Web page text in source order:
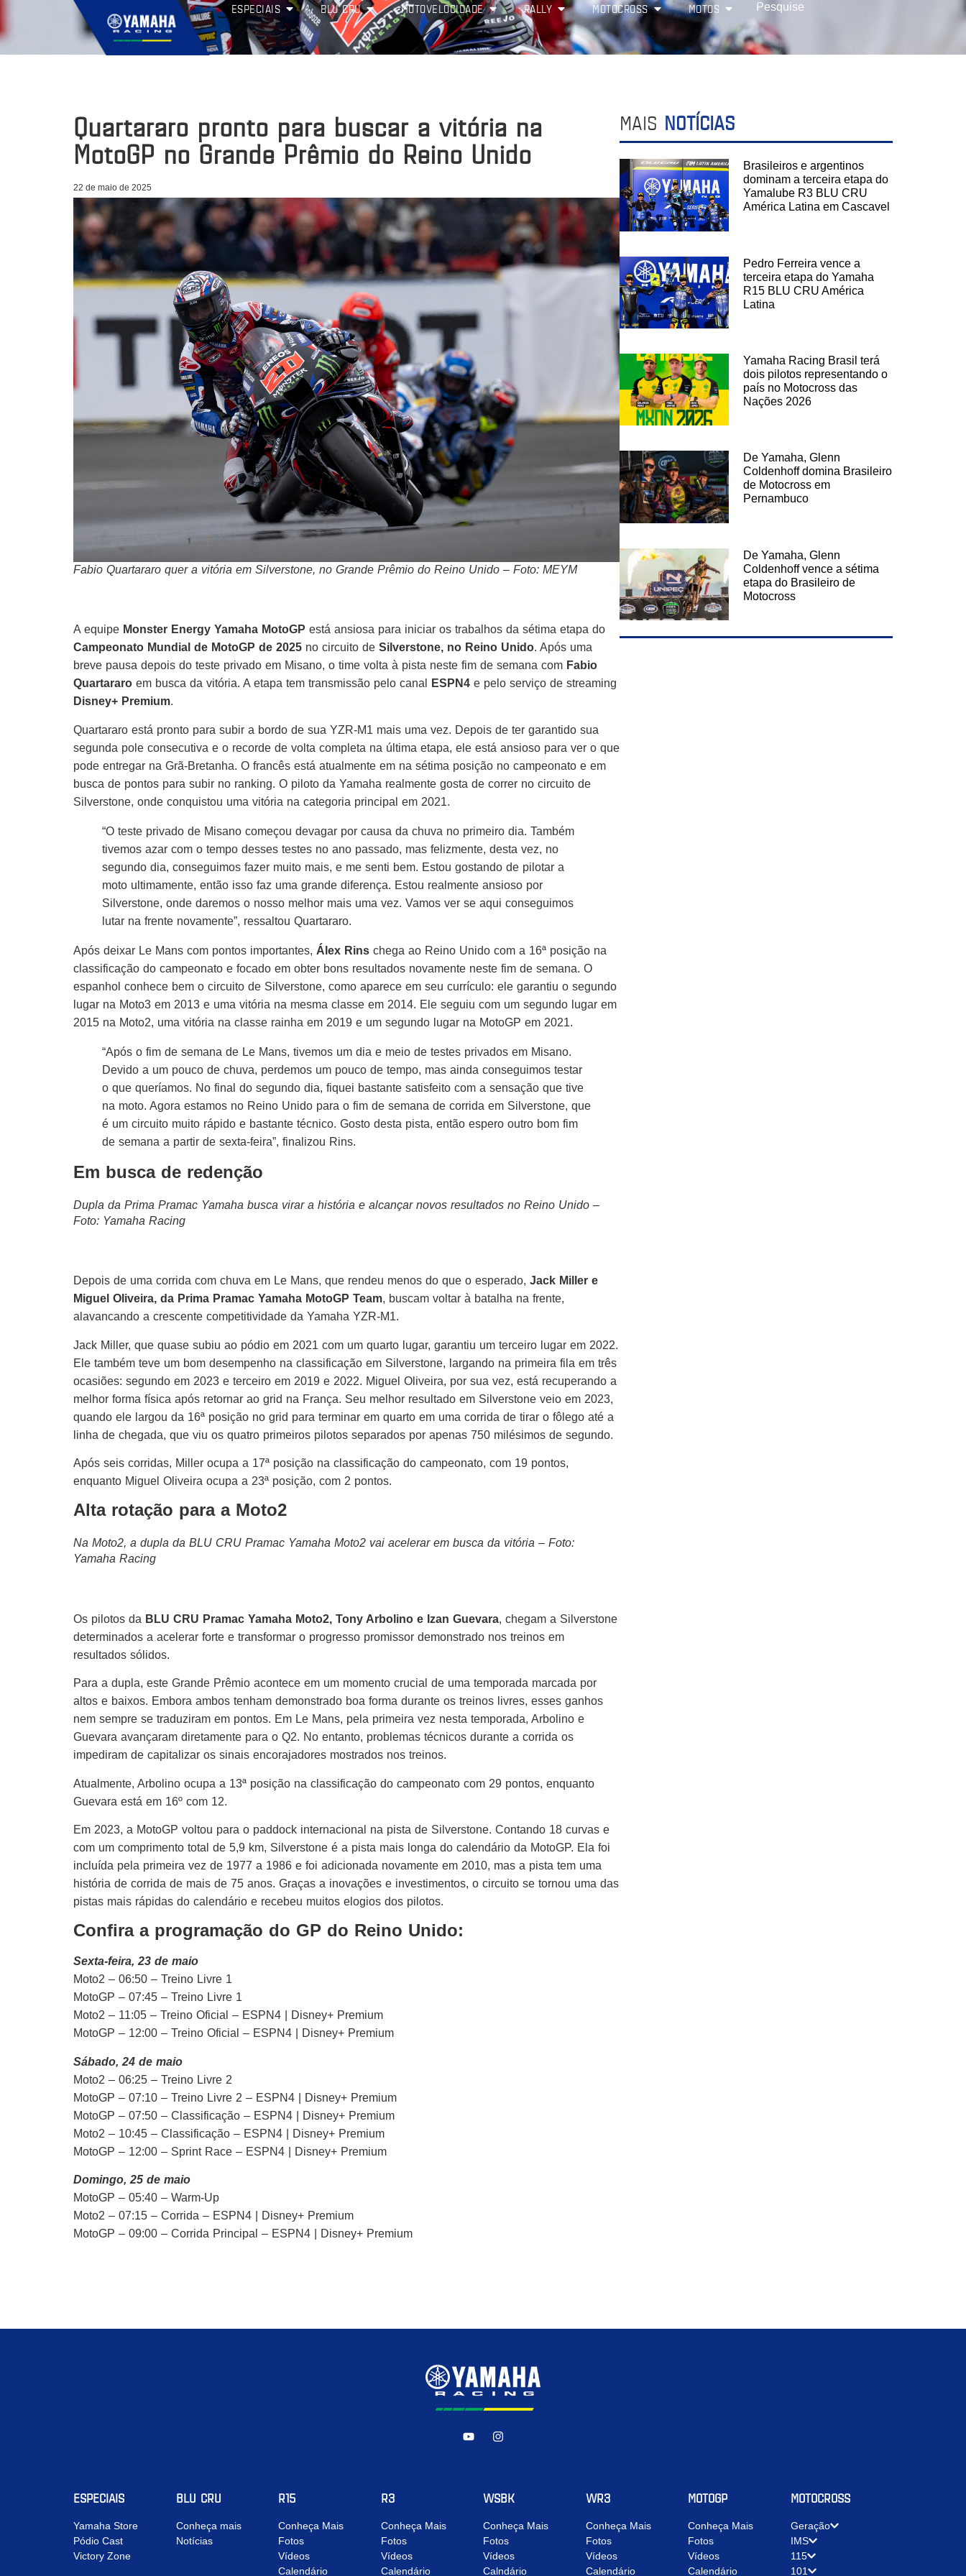
ESPECIAIS BLU CRU MOTOVELOCIDADE RALLY MOTOCROSS MOTOS
Quartararo pronto para buscar a vitória na
MotoGP no Grande Prêmio do Reino Unido
22 de maio de 2025
Fabio Quartararo quer a vitória em Silverstone, no Grande Prêmio do Reino Unido – Foto: MEYM
A equipe Monster Energy Yamaha MotoGP está ansiosa para iniciar os trabalhos da sétima etapa do
Campeonato Mundial de MotoGP de 2025 no circuito de Silverstone, no Reino Unido. Após uma
breve pausa depois do teste privado em Misano, o time volta à pista neste fim de semana com Fabio
Quartararo em busca da vitória. A etapa tem transmissão pelo canal ESPN4 e pelo serviço de streaming
Disney+ Premium.
Quartararo está pronto para subir a bordo de sua YZR-M1 mais uma vez. Depois de ter garantido sua
segunda pole consecutiva e o recorde de volta completa na última etapa, ele está ansioso para ver o que
pode entregar na Grã-Bretanha. O francês está atualmente em na sétima posição no campeonato e em
busca de pontos para subir no ranking. O piloto da Yamaha realmente gosta de correr no circuito de
Silverstone, onde conquistou uma vitória na categoria principal em 2021.
“O teste privado de Misano começou devagar por causa da chuva no primeiro dia. Também
tivemos azar com o tempo desses testes no ano passado, mas felizmente, desta vez, no
segundo dia, conseguimos fazer muito mais, e me senti bem. Estou gostando de pilotar a
moto ultimamente, então isso faz uma grande diferença. Estou realmente ansioso por
Silverstone, onde daremos o nosso melhor mais uma vez. Vamos ver se aqui conseguimos
lutar na frente novamente”, ressaltou Quartararo.
Após deixar Le Mans com pontos importantes, Álex Rins chega ao Reino Unido com a 16ª posição na
classificação do campeonato e focado em obter bons resultados novamente neste fim de semana. O
espanhol conhece bem o circuito de Silverstone, como aparece em seu currículo: ele garantiu o segundo
lugar na Moto3 em 2013 e uma vitória na mesma classe em 2014. Ele seguiu com um segundo lugar em
2015 na Moto2, uma vitória na classe rainha em 2019 e um segundo lugar na MotoGP em 2021.
“Após o fim de semana de Le Mans, tivemos um dia e meio de testes privados em Misano.
Devido a um pouco de chuva, perdemos um pouco de tempo, mas ainda conseguimos testar
o que queríamos. No final do segundo dia, fiquei bastante satisfeito com a sensação que tive
na moto. Agora estamos no Reino Unido para o fim de semana de corrida em Silverstone, que
é um circuito muito rápido e bastante técnico. Gosto desta pista, então espero outro bom fim
de semana a partir de sexta-feira”, finalizou Rins.
Em busca de redenção
Dupla da Prima Pramac Yamaha busca virar a história e alcançar novos resultados no Reino Unido –
Foto: Yamaha Racing
Depois de uma corrida com chuva em Le Mans, que rendeu menos do que o esperado, Jack Miller e
Miguel Oliveira, da Prima Pramac Yamaha MotoGP Team, buscam voltar à batalha na frente,
alavancando a crescente competitividade da Yamaha YZR-M1.
Jack Miller, que quase subiu ao pódio em 2021 com um quarto lugar, garantiu um terceiro lugar em 2022.
Ele também teve um bom desempenho na classificação em Silverstone, largando na primeira fila em três
ocasiões: segundo em 2023 e terceiro em 2019 e 2022. Miguel Oliveira, por sua vez, está recuperando a
melhor forma física após retornar ao grid na França. Seu melhor resultado em Silverstone veio em 2023,
quando ele largou da 16ª posição no grid para terminar em quarto em uma corrida de tirar o fôlego até a
linha de chegada, que viu os quatro primeiros pilotos separados por apenas 750 milésimos de segundo.
Após seis corridas, Miller ocupa a 17ª posição na classificação do campeonato, com 19 pontos,
enquanto Miguel Oliveira ocupa a 23ª posição, com 2 pontos.
Alta rotação para a Moto2
Na Moto2, a dupla da BLU CRU Pramac Yamaha Moto2 vai acelerar em busca da vitória – Foto:
Yamaha Racing
Os pilotos da BLU CRU Pramac Yamaha Moto2, Tony Arbolino e Izan Guevara, chegam a Silverstone
determinados a acelerar forte e transformar o progresso promissor demonstrado nos treinos em
resultados sólidos.
Para a dupla, este Grande Prêmio acontece em um momento crucial de uma temporada marcada por
altos e baixos. Embora ambos tenham demonstrado boa forma durante os treinos livres, esses ganhos
nem sempre se traduziram em pontos. Em Le Mans, pela primeira vez nesta temporada, Arbolino e
Guevara avançaram diretamente para o Q2. No entanto, problemas técnicos durante a corrida os
impediram de capitalizar os sinais encorajadores mostrados nos treinos.
Atualmente, Arbolino ocupa a 13ª posição na classificação do campeonato com 29 pontos, enquanto
Guevara está em 16º com 12.
Em 2023, a MotoGP voltou para o paddock internacional na pista de Silverstone. Contando 18 curvas e
com um comprimento total de 5,9 km, Silverstone é a pista mais longa do calendário da MotoGP. Ela foi
incluída pela primeira vez de 1977 a 1986 e foi adicionada novamente em 2010, mas a pista tem uma
história de corrida de mais de 75 anos. Graças a inovações e investimentos, o circuito se tornou uma das
pistas mais rápidas do calendário e recebeu muitos elogios dos pilotos.
Confira a programação do GP do Reino Unido:
Sexta-feira, 23 de maio
Moto2 – 06:50 – Treino Livre 1
MotoGP – 07:45 – Treino Livre 1
Moto2 – 11:05 – Treino Oficial – ESPN4 | Disney+ Premium
MotoGP – 12:00 – Treino Oficial – ESPN4 | Disney+ Premium
Sábado, 24 de maio
Moto2 – 06:25 – Treino Livre 2
MotoGP – 07:10 – Treino Livre 2 – ESPN4 | Disney+ Premium
MotoGP – 07:50 – Classificação – ESPN4 | Disney+ Premium
Moto2 – 10:45 – Classificação – ESPN4 | Disney+ Premium
MotoGP – 12:00 – Sprint Race – ESPN4 | Disney+ Premium
Domingo, 25 de maio
MotoGP – 05:40 – Warm-Up
Moto2 – 07:15 – Corrida – ESPN4 | Disney+ Premium
MotoGP – 09:00 – Corrida Principal – ESPN4 | Disney+ Premium
MAIS NOTÍCIAS
Brasileiros e argentinos
dominam a terceira etapa do
Yamalube R3 BLU CRU
América Latina em Cascavel
Pedro Ferreira vence a
terceira etapa do Yamaha
R15 BLU CRU América
Latina
Yamaha Racing Brasil terá
dois pilotos representando o
país no Motocross das
Nações 2026
De Yamaha, Glenn
Coldenhoff domina Brasileiro
de Motocross em
Pernambuco
De Yamaha, Glenn
Coldenhoff vence a sétima
etapa do Brasileiro de
Motocross
ESPECIAIS
Yamaha Store
Pódio Cast
Victory Zone
BLU CRU
Conheça mais
Notícias
R15
Conheça Mais
Fotos
Vídeos
Calendário
R3
Conheça Mais
Fotos
Vídeos
Calendário
WSBK
Conheça Mais
Fotos
Vídeos
Calndário
WR3
Conheça Mais
Fotos
Vídeos
Calendário
MOTOGP
Conheça Mais
Fotos
Vídeos
Calendário
MOTOCROSS
Geração
IMS
115
101